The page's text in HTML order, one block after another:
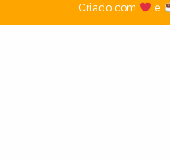
Criado com
e